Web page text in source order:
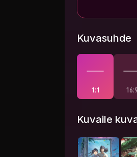
Kuvasuhde
1:1 16:9
Kuvaile